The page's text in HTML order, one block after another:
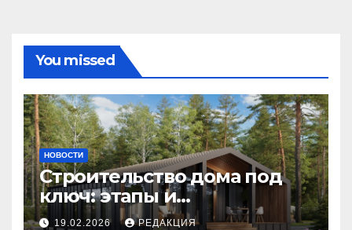
You missed
НОВОСТИ
Строительство дома под
ключ: этапы и
планирование бюджета
19.02.2026 РЕДАКЦИЯ